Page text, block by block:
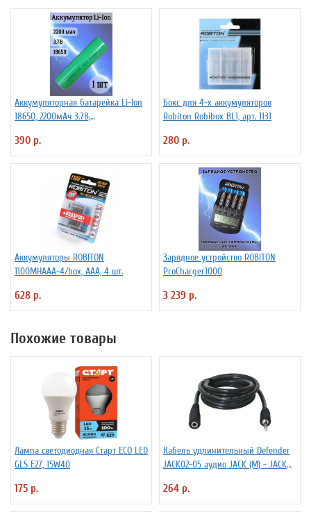
Аккумуляторная батарейка Li-Ion
18650, 2200мАч 3.7В,
390 р.
Бокс для 4-х аккумуляторов
Robiton Robibox BL1, арт. 1131
280 р.
Аккумуляторы ROBITON
1100MHAAA-4/box, ААА, 4 шт.
628 р.
Зарядное устройство ROBITON
ProCharger1000
3 239 р.
Похожие товары
Лампа светодиодная Старт ECO LED
GLS E27, 15W40
175 р.
Кабель удлинительный Defender
JACK02-05 аудио JACK (M) - JACK
264 р.